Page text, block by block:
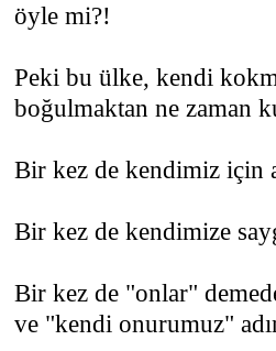
öyle mi?!
Peki bu ülke, kendi
boğulmaktan ne zaman
Bir kez de kendimiz için
Bir kez de kendimize
Bir kez de "onlar"
ve "kendi onurumuz"